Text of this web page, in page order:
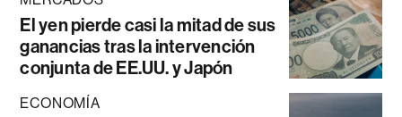
El yen pierde casi la mitad de sus
ganancias tras la intervención
conjunta de EE.UU. y Japón
ECONOMÍA